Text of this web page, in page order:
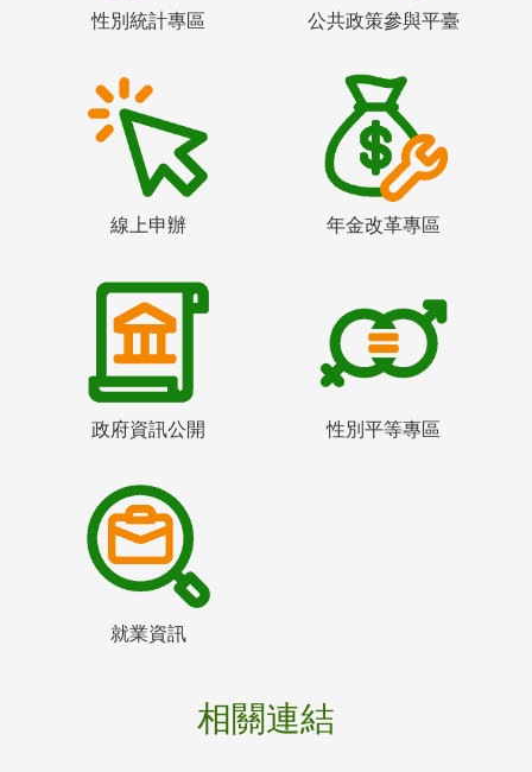
性別統計專區 公共政策參與平臺
線上申辦 年金改革專區
政府資訊公開 性別平等專區
就業資訊
相關連結